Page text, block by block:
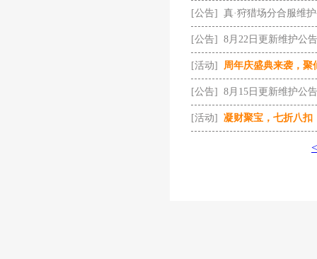
[公告] 真·狩猎场分合服维
[公告] 8月22日更新维护公告
[活动] 周年庆盛典来袭，聚
[公告] 8月15日更新维护公告
[活动] 凝财聚宝，七折八扣
<